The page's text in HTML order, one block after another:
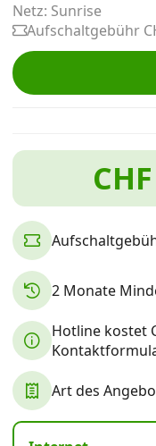
Internet, TV,
Aktionen
News
Forum
Über uns
Datenschutz
Netz: Sunrise
Aufschaltgebühr
2 Monate
Hotline kostet
Art des